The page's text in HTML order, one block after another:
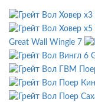
Great Wall Wingle 7